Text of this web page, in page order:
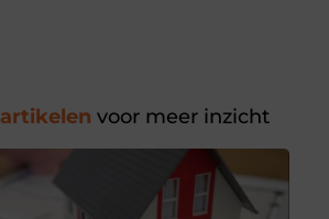
artikelen voor meer inzicht